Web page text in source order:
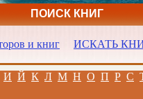
ПОИСК КНИГ
и книг ИСКАТЬ
И Й К Л М Н О П Р С